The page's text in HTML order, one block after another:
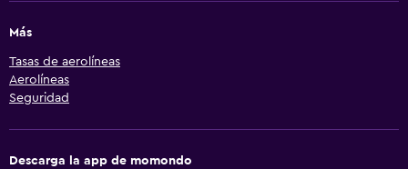
Más
Tasas de aerolíneas
Aerolíneas
Seguridad
Descarga la app de momondo